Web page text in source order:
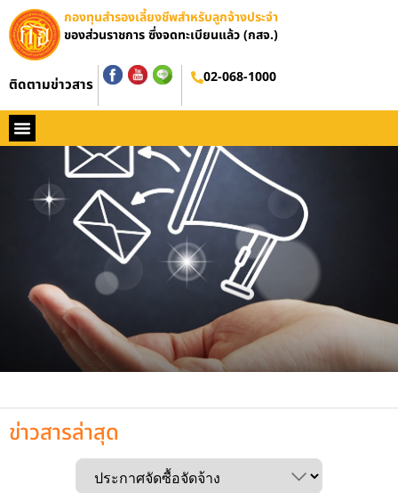
กองทุนสำรองเลี้ยงชีพสำหรับลูกจ้างประจำ
ของส่วนราชการ ซึ่งจดทะเบียนแล้ว (กสจ.)
ติดตามข่าวสาร 02-068-1000
ข่าว กสจ.
ข่าวสารล่าสุด